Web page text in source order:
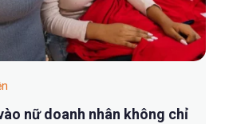
nữ doanh nhân không chỉ